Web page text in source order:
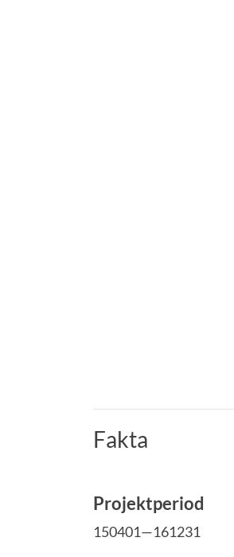
Fakta
Projektperiod
150401—161231